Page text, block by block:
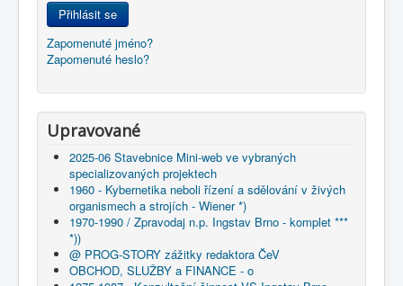
Přihlásit se
Zapomenuté jméno?
Zapomenuté heslo?
Upravované
2025-06 Stavebnice Mini-web ve vybraných
specializovaných projektech
1960 - Kybernetika neboli řízení a sdělování v živých
organismech a strojích - Wiener *)
1970-1990 / Zpravodaj n.p. Ingstav Brno - komplet ***
*))
@ PROG-STORY zážitky redaktora ČeV
OBCHOD, SLUŽBY a FINANCE - o